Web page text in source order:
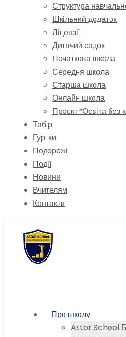
Структура
Шкільний додаток
Ліцензії
Дитячий садок
Початкова школа
Середня школа
Старша школа
Онлайн школа
Проєкт “Освіта без
Табір
Гуртки
Подорожі
Події
Новини
Вчителям
Контакти
Про школу
Astor School